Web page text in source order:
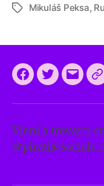
Tag Mikuláš Peksa,
Facebook
TwitterEmail
Vieni a trovarci
@